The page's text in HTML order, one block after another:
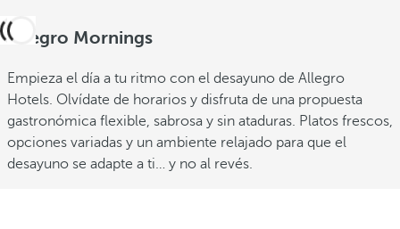
Allegro Mornings
Empieza el día a tu ritmo con el desayuno de Allegro
Hotels. Olvídate de horarios y disfruta de una propuesta
gastronómica flexible, sabrosa y sin ataduras. Platos frescos,
opciones variadas y un ambiente relajado para que el
desayuno se adapte a ti… y no al revés.